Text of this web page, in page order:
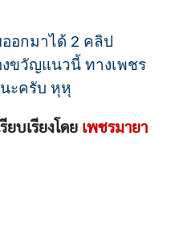
อกมาได้ 2 คลิป
ขวัญแนวนี้ ทางเพชร
ะครับ หุหุ
ยบเรียงโดย เพชรมายา